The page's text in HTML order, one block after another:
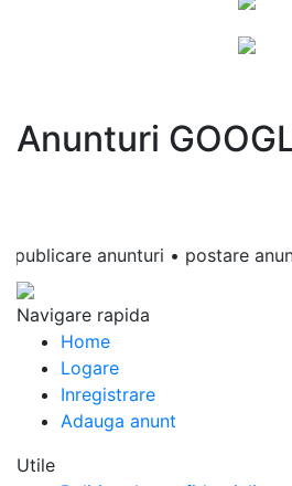
Anunturi
anunturi • postare
Navigare rapida
Home
Logare
Inregistrare
Adauga anunt
Utile